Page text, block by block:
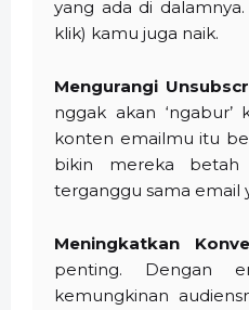
yang ada di
klik) kamu juga naik.
Mengurangi
nggak akan ‘ngabur’
konten emailmu itu
bikin mereka betah
terganggu sama email
Meningkatkan
penting. Dengan
kemungkinan